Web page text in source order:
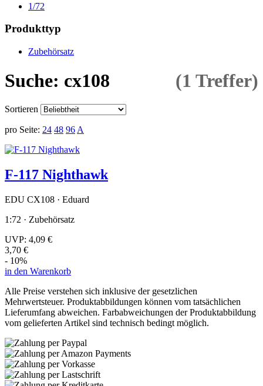
1/72
Produkttyp
Zubehörsatz
Suche: cx108 (1 Treffer)
Sortieren
pro Seite: 24 48 96 A
F-117 Nighthawk
EDU CX108 · Eduard
1:72 · Zubehörsatz
UVP: 4,09 €
3,70 €
- 10%
in den Warenkorb
Alle Preise verstehen sich inklusive der gesetzlichen
Mehrwertsteuer. Produktabbildungen können vom tatsächlichen
Lieferumfang abweichen. Farbabweichungen der Produktabbildung
vom gelieferten Artikel sind technisch bedingt möglich.